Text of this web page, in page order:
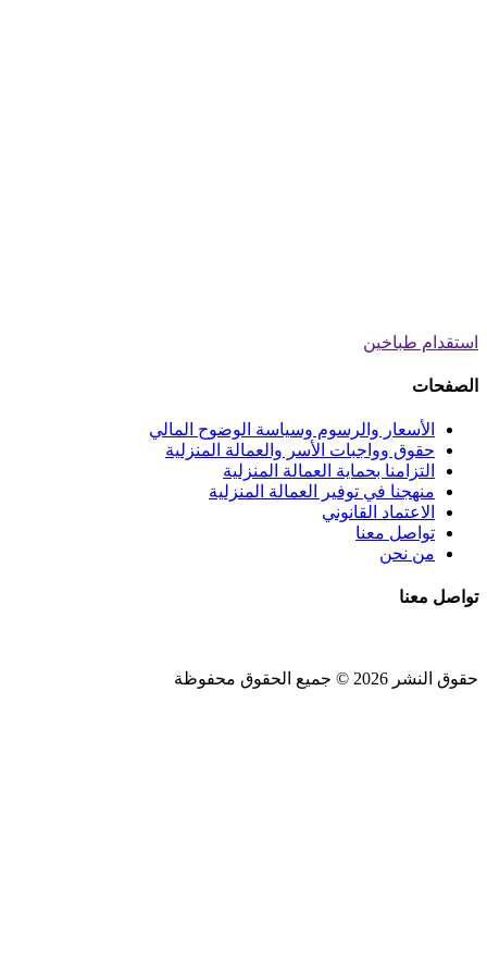
استقدام طباخين
الصفحات
الأسعار والرسوم وسياسة الوضوح المالي
حقوق وواجبات الأسر والعمالة المنزلية
التزامنا بحماية العمالة المنزلية
منهجنا في توفير العمالة المنزلية
الاعتماد القانوني
تواصل معنا
من نحن
تواصل معنا
حقوق النشر 2026 © جميع الحقوق محفوظة